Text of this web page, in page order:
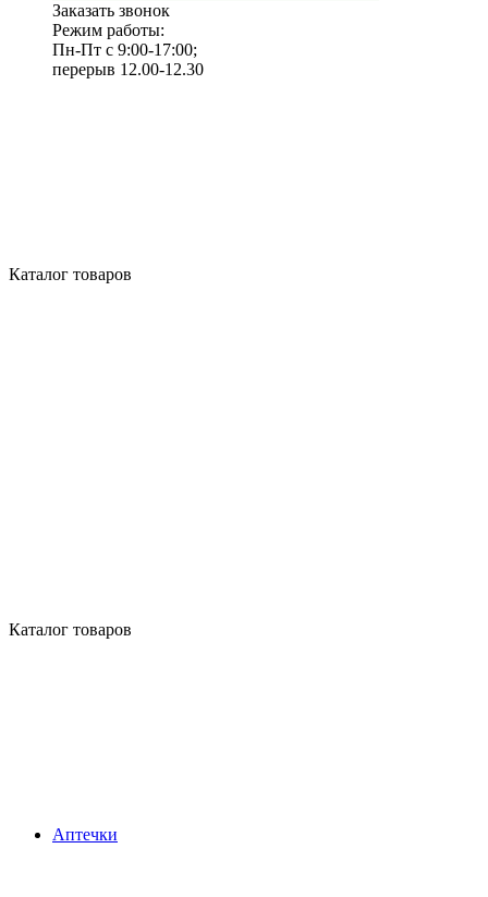
Заказать звонок
Режим работы:
Пн-Пт с 9:00-17:00;
перерыв 12.00-12.30
Каталог товаров
Каталог товаров
Аптечки